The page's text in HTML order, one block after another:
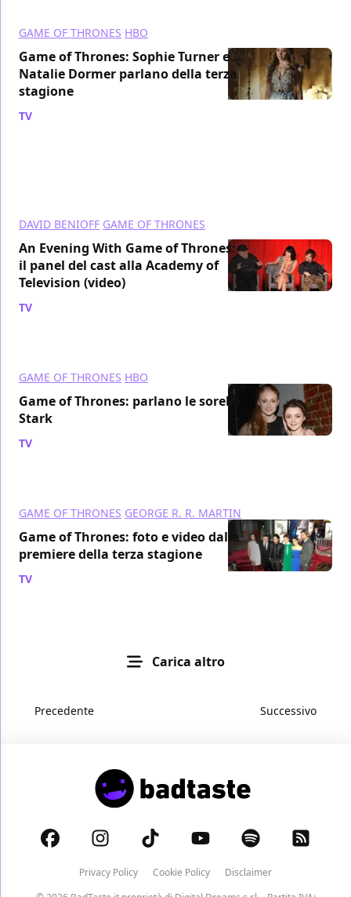
GAME OF THRONES HBO
Game of Thrones: Sophie Turner e
Natalie Dormer parlano della terza
stagione
TV
DAVID BENIOFF GAME OF THRONES
An Evening With Game of Thrones:
il panel del cast alla Academy of
Television (video)
TV
GAME OF THRONES HBO
Game of Thrones: parlano le sorelle
Stark
TV
GAME OF THRONES GEORGE R. R. MARTIN
Game of Thrones: foto e video dalla
premiere della terza stagione
TV
Carica altro
Precedente Successivo
Privacy Policy Cookie Policy
Disclaimer